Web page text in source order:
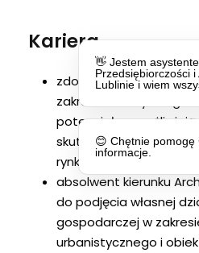
Kariera
zdobyte w trakcie
zakresie efektywnego
potencjału,
skuteczne
rynku pracy
absolwent kierunku
do podjęcia własnej
gospodarczej w
urbanistycznego i